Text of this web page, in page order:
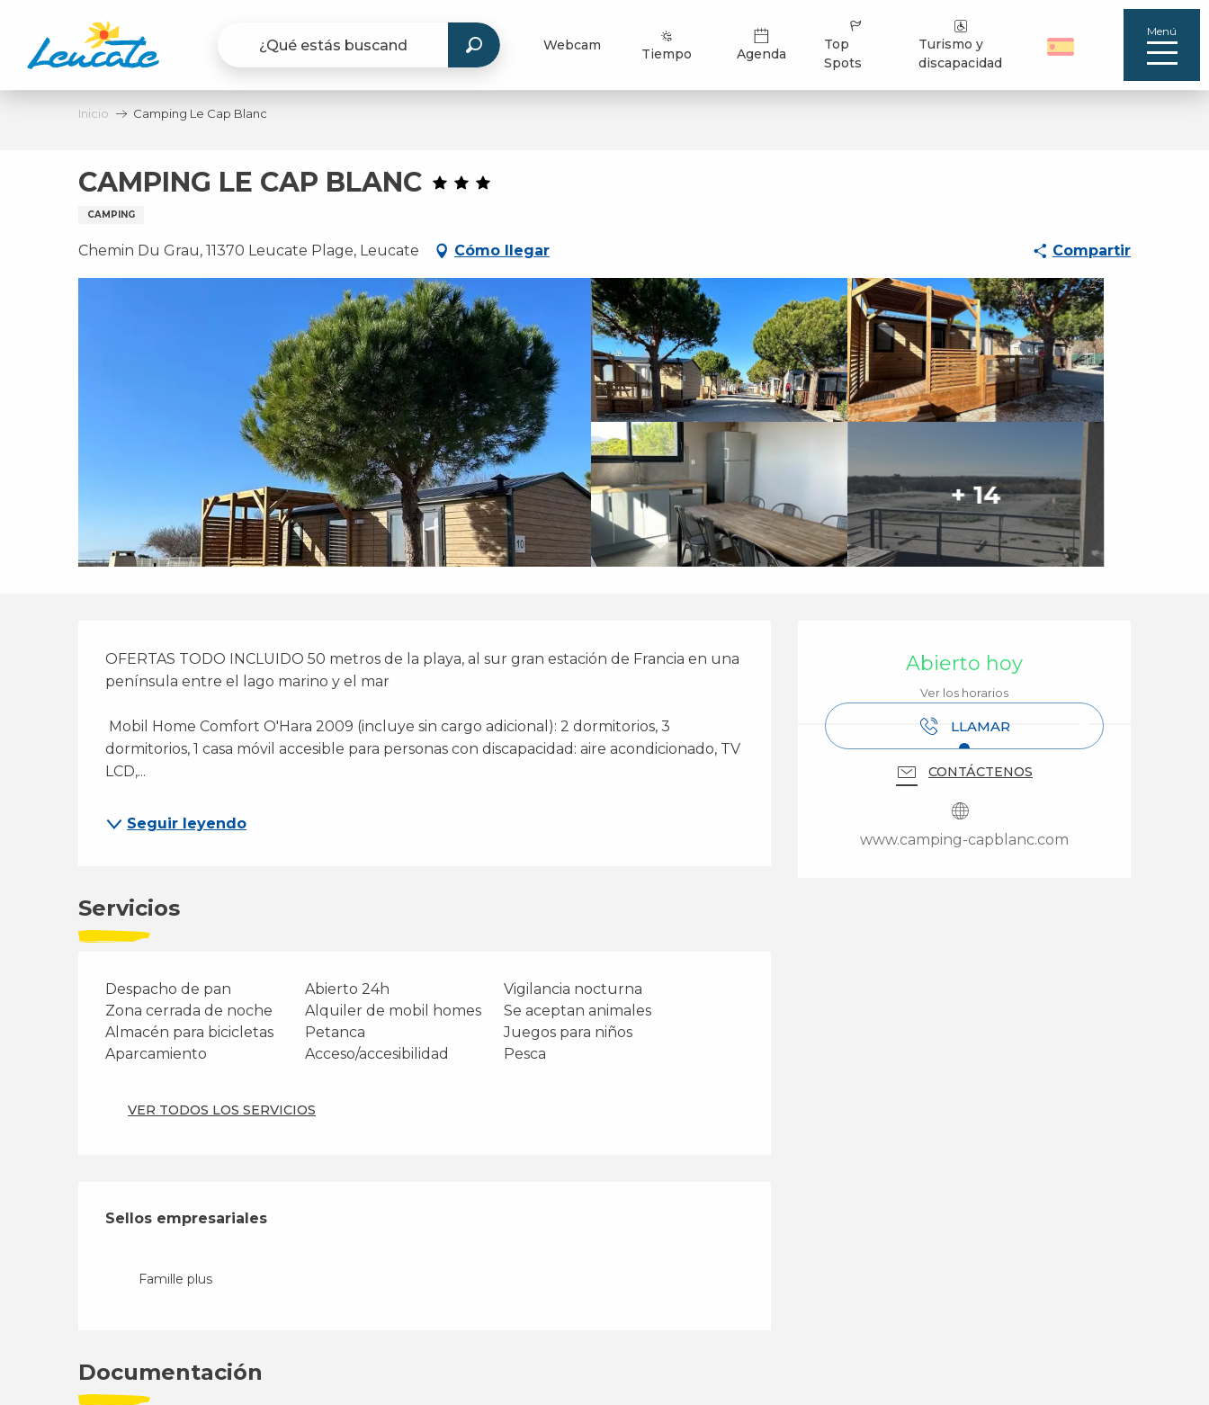
contenu
principal
Webcam
Tiempo Agenda
Top
Spots
Turismo y
discapacidad
Menú
Inicio Camping Le Cap Blanc
CAMPING LE CAP BLANC
CAMPING
Chemin Du Grau, 11370 Leucate Plage, Leucate Cómo llegar Compartir
+ 14
Horarios y datos de
Abierto hoy
Ver los horarios
LLAMAR
CONTÁCTENOS
www.camping-capblanc.com
Descripción
OFERTAS TODO INCLUIDO 50 metros de la playa, al sur gran estación de Francia en una
península entre el lago marino y el mar
dormitorios, 1 casa móvil accesible para personas con discapacidad: aire acondicionado, TV
LCD,...
Seguir leyendo
Servicios
Despacho de pan Abierto 24h
Vigilancia nocturna
Zona cerrada de noche
Alquiler de mobil homes
Se aceptan animales
Almacén para bicicletas
Petanca
Juegos para niños
Aparcamiento
Acceso/accesibilidad Pesca
VER TODOS LOS SERVICIOS
Oferta de prestaciones
Sellos empresariales
Sellos empresariales
Famille plus
Documentación